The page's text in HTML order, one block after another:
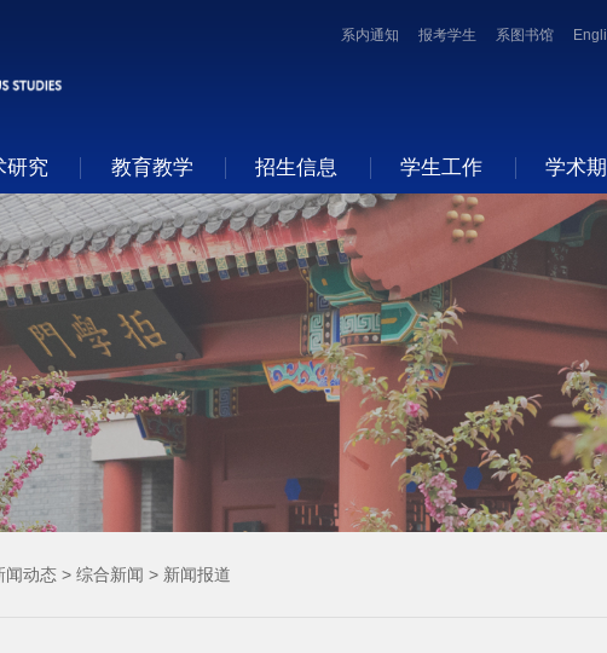
系图书馆
报考学生
系内通知
研究 教育教学 招生信息 学生工作 学术期
闻动态 > 综合新闻 > 新闻报道